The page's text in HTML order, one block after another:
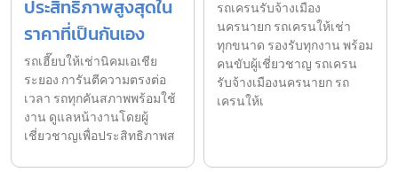
ประสิทธิภาพสูงสุดใน
ราคาที่เป็นกันเอง
รถเฮี๊ยบให้เช่านิคมเอเชีย
ระยอง การันตีความตรงต่อ
เวลา รถทุกคันสภาพพร้อมใช้
งาน ดูแลหน้างานโดยผู้
เชี่ยวชาญเพื่อประสิทธิภาพส
รถเครนรับจ้างเมือง
นครนายก รถเครนให้เช่า
ทุกขนาด รองรับทุกงาน พร้อม
คนขับผู้เชี่ยวชาญ รถเครน
รับจ้างเมืองนครนายก รถ
เครนให้เ